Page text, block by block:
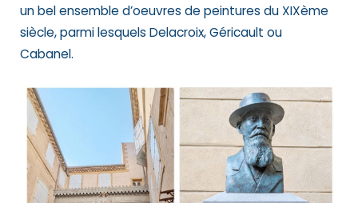
un bel ensemble d’oeuvres de peintures du XIXème
siècle, parmi lesquels Delacroix, Géricault ou
Cabanel.